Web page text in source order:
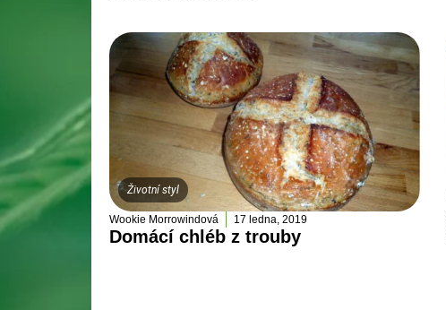
Životní styl
Wookie Morrowindová 17 ledna, 2019
Domácí chléb z trouby